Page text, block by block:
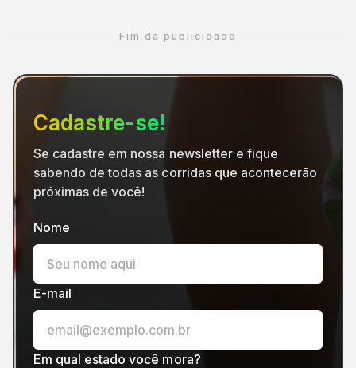
Fim da publicidade
Cadastre-se!
Se cadastre em nossa newsletter e fique
sabendo de todas as corridas que acontecerão
próximas de você!
Nome
E-mail
Em qual estado você mora?